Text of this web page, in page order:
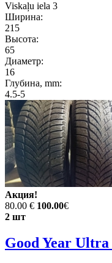
Viskaļu iela 3
Ширина:
215
Высота:
65
Диаметр:
16
Глубина, mm:
4.5-5
Акция!
80.00 € 100.00€
2 шт
Good Year